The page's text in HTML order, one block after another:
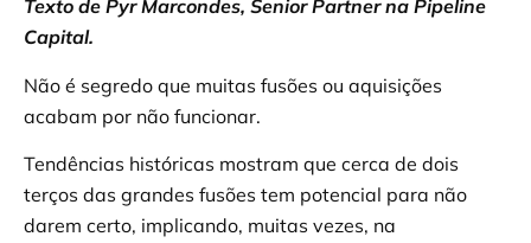
Texto de Pyr Marcondes, Senior Partner na Pipeline
Capital.
Não é segredo que muitas fusões ou aquisições
acabam por não funcionar.
Tendências históricas mostram que cerca de dois
terços das grandes fusões tem potencial para não
darem certo, implicando, muitas vezes, na